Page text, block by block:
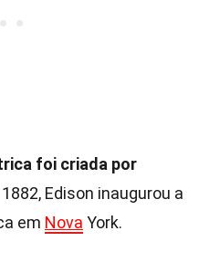
foi criada por
1882, Edison inaugurou a
em Nova York.